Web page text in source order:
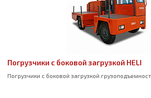
Погрузчики с боковой загрузкой HELI
Погрузчики с боковой загрузкой